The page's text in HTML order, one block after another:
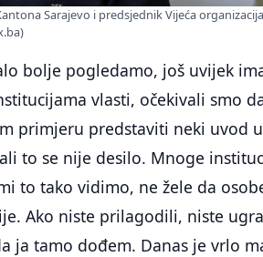
Sarajevo i predsjednik Vijeća organizacija
bolje pogledamo, još uvijek
vlasti, očekivali smo
primjeru predstaviti neki uvod u
to se nije desilo. Mnoge
to tako vidimo, ne žele da
Ako niste prilagodili, niste
ja tamo dođem. Danas je vrlo